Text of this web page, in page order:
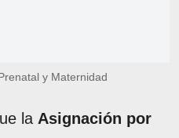
y Maternidad
la Asignación por